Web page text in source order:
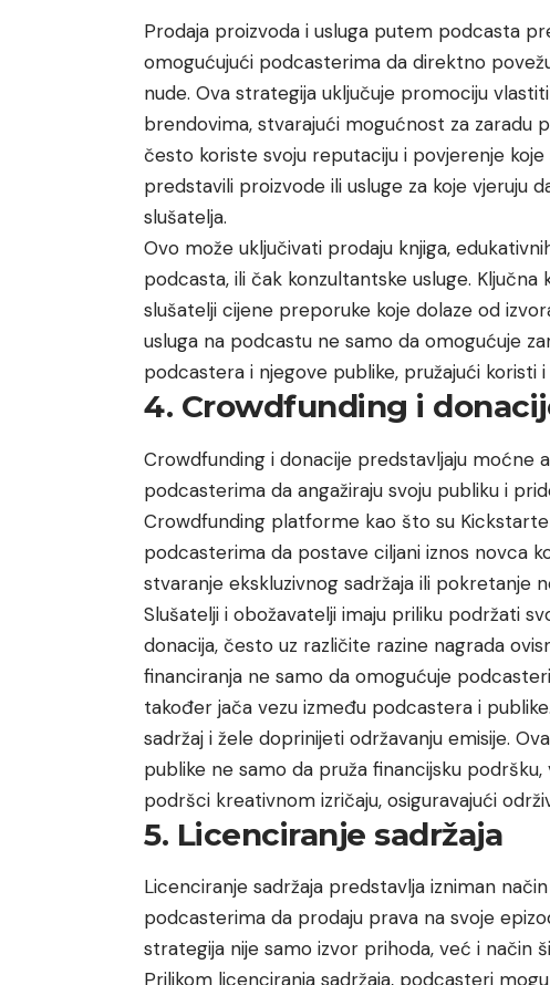
Prodaja proizvoda i usluga putem podcasta
omogućujući podcasterima da direktno
nude. Ova strategija uključuje promociju
brendovima, stvarajući mogućnost za zaradu
često koriste svoju reputaciju i povjerenje
predstavili proizvode ili usluge za koje vjeruju
slušatelja.
Ovo može uključivati prodaju knjiga,
podcasta, ili čak konzultantske usluge.
slušatelji cijene preporuke koje dolaze od
usluga na podcastu ne samo da omogućuje
podcastera i njegove publike, pružajući koristi
4. Crowdfunding i
Crowdfunding i donacije predstavljaju moćne
podcasterima da angažiraju svoju publiku i
Crowdfunding platforme kao što su
podcasterima da postave ciljani iznos novca
stvaranje ekskluzivnog sadržaja ili pokretanje
Slušatelji i obožavatelji imaju priliku podržati
donacija, često uz različite razine nagrada
financiranja ne samo da omogućuje
također jača vezu između podcastera i
sadržaj i žele doprinijeti održavanju emisije.
publike ne samo da pruža financijsku
podršci kreativnom izričaju, osiguravajući
5. Licenciranje sadržaja
Licenciranje sadržaja predstavlja izniman
podcasterima da prodaju prava na svoje
strategija nije samo izvor prihoda, već i način
Prilikom licenciranja sadržaja, podcasteri